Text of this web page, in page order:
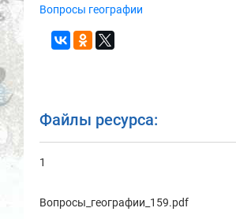
Вопросы географии
Файлы ресурса:
1
Вопросы_географии_159.pdf